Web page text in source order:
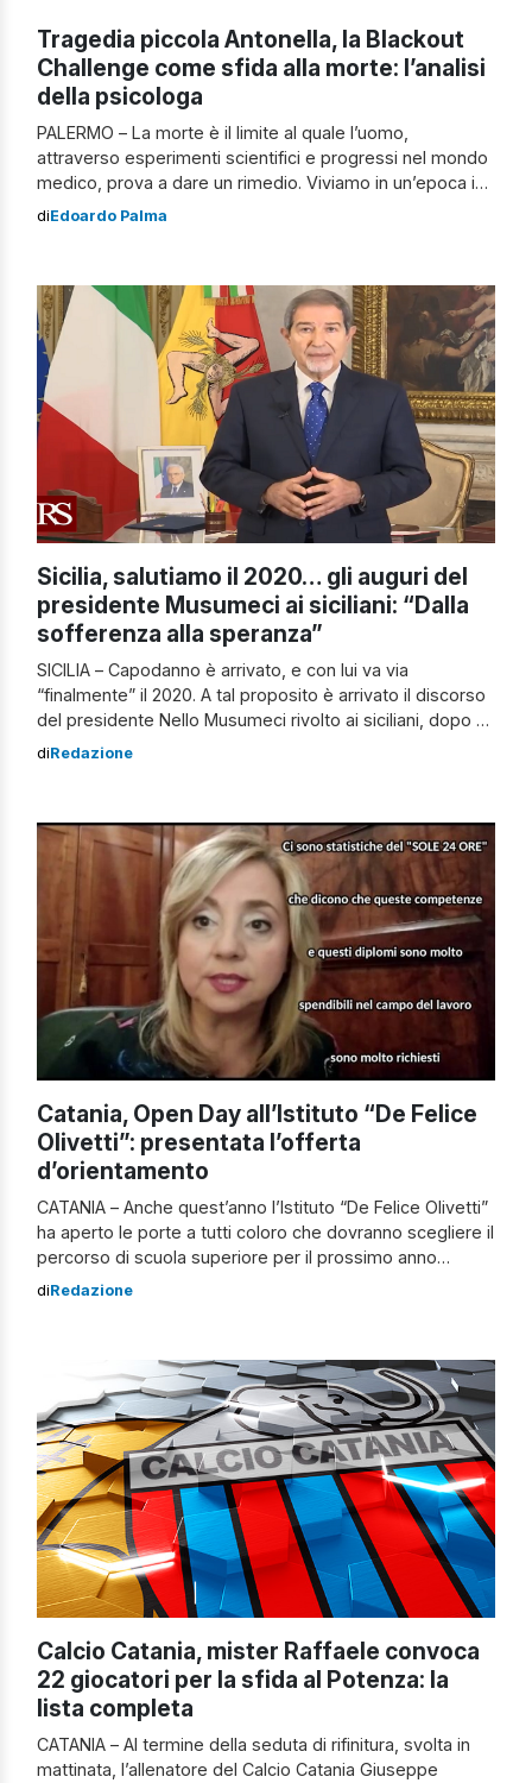
Tragedia piccola Antonella, la Blackout
Challenge come sfida alla morte: l’analisi
della psicologa
PALERMO – La morte è il limite al quale l’uomo,
attraverso esperimenti scientifici e progressi nel mondo
medico, prova a dare un rimedio. Viviamo in un’epoca in
cui il concetto di sopravvivere, forse, supera quello del
che […]
diEdoardo Palma
Sicilia, salutiamo il 2020… gli auguri del
presidente Musumeci ai siciliani: “Dalla
sofferenza alla speranza”
SICILIA – Capodanno è arrivato, e con lui va via
“finalmente” il 2020. A tal proposito è arrivato il discorso
del presidente Nello Musumeci rivolto ai siciliani, dopo un
anno difficile. Il Covid lascerà il segno, ecco le parole del
diRedazione
Catania, Open Day all’Istituto “De Felice
Olivetti”: presentata l’offerta
d’orientamento
CATANIA – Anche quest’anno l’Istituto “De Felice Olivetti”
ha aperto le porte a tutti coloro che dovranno scegliere il
percorso di scuola superiore per il prossimo anno
scolastico, fornendo loro un servizio di orientamento
laboratorio online e alla testimonianza diretta di […]
diRedazione
Calcio Catania, mister Raffaele convoca
22 giocatori per la sfida al Potenza: la
lista completa
CATANIA – Al termine della seduta di rifinitura, svolta in
mattinata, l’allenatore del Calcio Catania Giuseppe